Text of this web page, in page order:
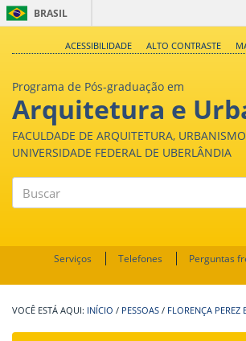
BRASIL
Acesso
ACESSIBILIDADE ALTO CONTRASTE
Programa de Pós-graduação em
Arquitetura e
FACULDADE DE ARQUITETURA,
UNIVERSIDADE FEDERAL DE UBERLÂNDIA
Serviços Telefones Perguntas
INÍCIO / PESSOAS / FLORENÇA PEREZ